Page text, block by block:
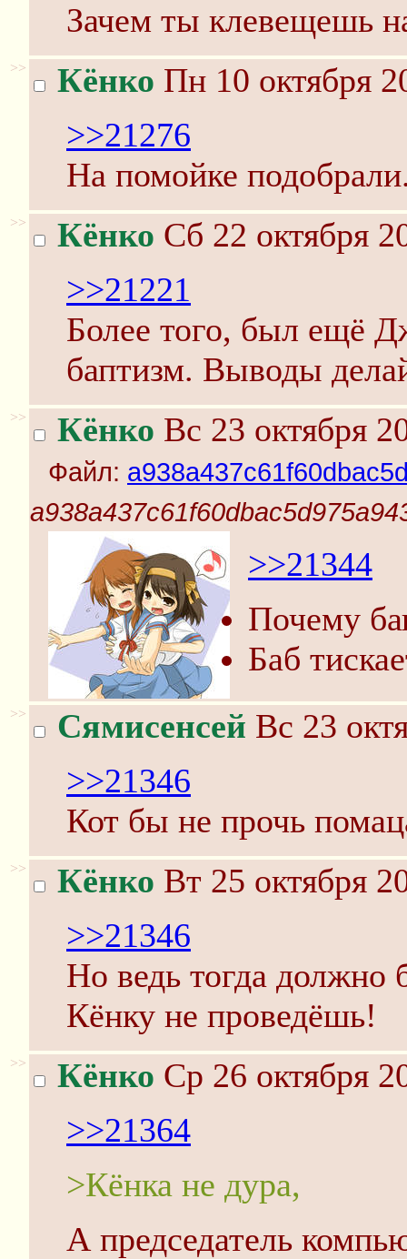
Зачем ты клевещешь
>> Кёнко Пн 10 октября
>>21276
На помойке
>> Кёнко Сб 22 октября
>>21221
Более того, был ещё
баптизм. Выводы
>> Кёнко Вс 23 октября
Файл:
>>21344
Почему
Баб
>> Сямисенсей Вс 23
>>21346
Кот бы не прочь
>> Кёнко Вт 25 октября
>>21346
Но ведь тогда должно
Кёнку не проведёшь!
>> Кёнко Ср 26 октября
>>21364
>Кёнка не дура,
А председатель